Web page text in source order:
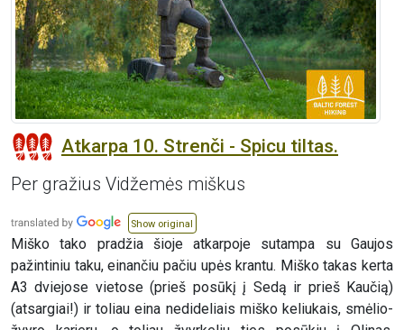
Atkarpa 10. Strenči - Spicu tiltas.
Per gražius Vidžemės miškus
Show original
Miško tako pradžia šioje atkarpoje sutampa su Gaujos
pažintiniu taku, einančiu pačiu upės krantu. Miško takas kerta
A3 dviejose vietose (prieš posūkį į Sedą ir prieš Kaučią)
(atsargiai!) ir toliau eina nedideliais miško keliukais, smėlio-